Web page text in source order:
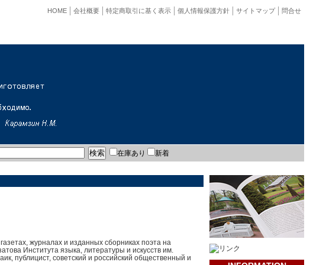
問合せ
サイトマップ
個人情報保護方針
特定商取引に基く表示
会社概要
HOME
在庫あり 新着
журналах и изданных сборниках поэта на
Института языка, литературы и искусств им.
публицист, советский и российский общественный и